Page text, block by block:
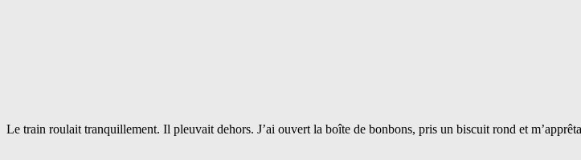
Le train roulait tranquillement. Il pleuvait dehors. J’ai ouvert la boîte de bonbons, pris un biscuit rond et